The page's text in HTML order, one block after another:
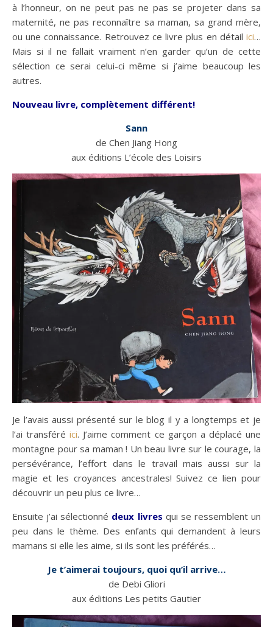
à l’honneur, on ne peut pas ne pas se projeter dans sa
maternité, ne pas reconnaître sa maman, sa grand mère,
ou une connaissance. Retrouvez ce livre plus en détail ici…
Mais si il ne fallait vraiment n’en garder qu’un de cette
sélection ce serai celui-ci même si j’aime beaucoup les
autres.
Nouveau livre, complètement différent!
Sann
de Chen Jiang Hong
aux éditions L’école des Loisirs
Je l’avais aussi présenté sur le blog il y a longtemps et je
l’ai transféréici. J’aime comment ce garçon a déplacé une
montagne pour sa maman ! Un beau livre sur le courage, la
persévérance, l’effort dans le travail mais aussi sur la
magie et les croyances ancestrales! Suivez ce lien pour
découvrir un peu plus ce livre…
Ensuite j’ai sélectionné deux livres qui se ressemblent un
peu dans le thème. Des enfants qui demandent à leurs
mamans si elle les aime, si ils sont les préférés…
Je t’aimerai toujours, quoi qu’il arrive…
de Debi Gliori
aux éditions Les petits Gautier